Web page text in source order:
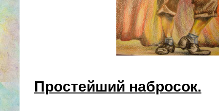
Простейший набросок.